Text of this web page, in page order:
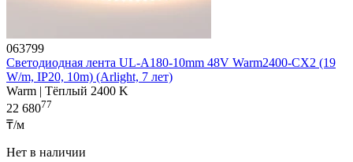
063799
Светодиодная лента UL-A180-10mm 48V Warm2400-CX2 (19
W/m, IP20, 10m) (Arlight, 7 лет)
Warm | Тёплый 2400 K
22 68077
₸/м
Нет в наличии